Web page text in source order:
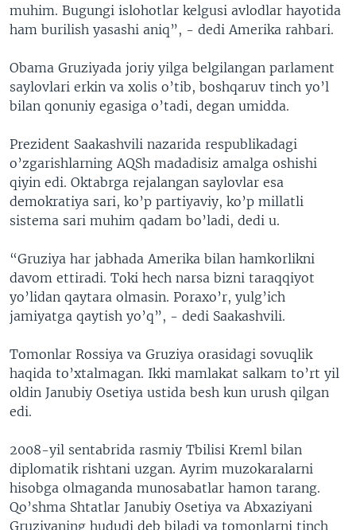
muhim. Bugungi islohotlar kelgusi avlodlar hayotida
ham burilish yasashi aniq”, - dedi Amerika rahbari.
Obama Gruziyada joriy yilga belgilangan parlament
saylovlari erkin va xolis o’tib, boshqaruv tinch yo’l
bilan qonuniy egasiga o’tadi, degan umidda.
Prezident Saakashvili nazarida respublikadagi
o’zgarishlarning AQSh madadisiz amalga oshishi
qiyin edi. Oktabrga rejalangan saylovlar esa
demokratiya sari, ko’p partiyaviy, ko’p millatli
sistema sari muhim qadam bo’ladi, dedi u.
“Gruziya har jabhada Amerika bilan hamkorlikni
davom ettiradi. Toki hech narsa bizni taraqqiyot
yo’lidan qaytara olmasin. Poraxo’r, yulg’ich
jamiyatga qaytish yo’q”, - dedi Saakashvili.
Tomonlar Rossiya va Gruziya orasidagi sovuqlik
haqida to’xtalmagan. Ikki mamlakat salkam to’rt yil
oldin Janubiy Osetiya ustida besh kun urush qilgan
edi.
2008-yil sentabrida rasmiy Tbilisi Kreml bilan
diplomatik rishtani uzgan. Ayrim muzokaralarni
hisobga olmaganda munosabatlar hamon tarang.
Qo’shma Shtatlar Janubiy Osetiya va Abxaziyani
Gruziyaning hududi deb biladi va tomonlarni tinch